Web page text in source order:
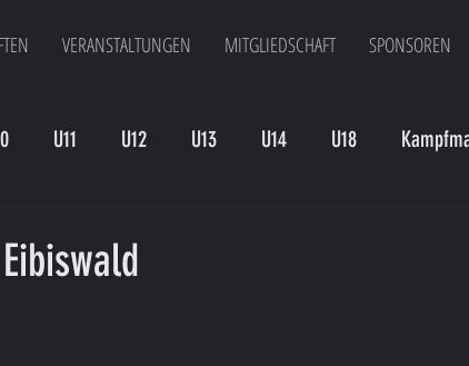
VERANSTALTUNGEN MITGLIEDSCHAFT SPONSOREN
U11 U12 U13 U14 U18